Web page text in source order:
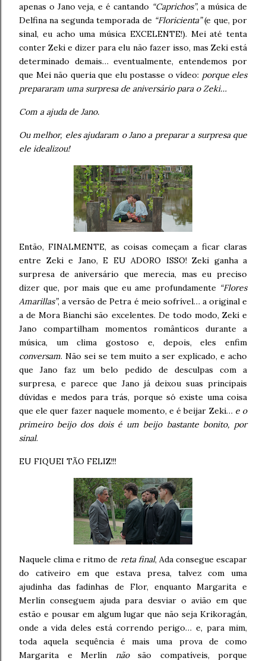
apenas o Jano veja, e é cantando “Caprichos”, a música de
Delfina na segunda temporada de “Floricienta”(e que, por
sinal, eu acho uma música EXCELENTE!). Mei até tenta
conter Zeki e dizer para elu não fazer isso, mas Zeki está
determinado demais… eventualmente, entendemos por
que Mei não queria que elu postasse o vídeo: porque eles
prepararam uma surpresa de aniversário para o Zeki…
Com a ajuda de Jano.
Ou melhor, eles ajudaram o Jano a preparar a surpresa que
ele idealizou!
Então, FINALMENTE, as coisas começam a ficar claras
entre Zeki e Jano, E EU ADORO ISSO! Zeki ganha a
surpresa de aniversário que merecia, mas eu preciso
dizer que, por mais que eu ame profundamente “Flores
Amarillas”, a versão de Petra é meio sofrível… a original e
a de Mora Bianchi são excelentes. De todo modo, Zeki e
Jano compartilham momentos românticos durante a
música, um clima gostoso e, depois, eles enfim
conversam. Não sei se tem muito a ser explicado, e acho
que Jano faz um belo pedido de desculpas com a
surpresa, e parece que Jano já deixou suas principais
dúvidas e medos para trás, porque só existe uma coisa
que ele quer fazer naquele momento, e é beijar Zeki… e o
primeiro beijo dos dois é um beijo bastante bonito, por
sinal.
EU FIQUEI TÃO FELIZ!!!
Naquele clima e ritmo de reta final, Ada consegue escapar
do cativeiro em que estava presa, talvez com uma
ajudinha das fadinhas de Flor, enquanto Margarita e
Merlín conseguem ajuda para desviar o avião em que
estão e pousar em algum lugar que não seja Krikoragán,
onde a vida deles está correndo perigo… e, para mim,
toda aquela sequência é mais uma prova de como
Margarita e Merlín nãosão compatíveis, porque